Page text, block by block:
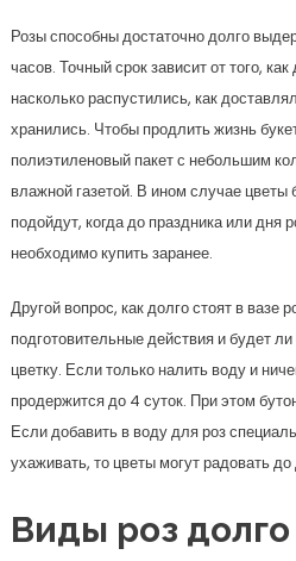
Розы способны достаточно долго
часов. Точный срок зависит от того,
насколько распустились, как
хранились. Чтобы продлить жизнь
полиэтиленовый пакет с небольшим
влажной газетой. В ином случае цветы
подойдут, когда до праздника или дня
необходимо купить заранее.
Другой вопрос, как долго стоят в вазе
подготовительные действия и будет
цветку. Если только налить воду и
продержится до 4 суток. При этом
Если добавить в воду для роз
ухаживать, то цветы могут радовать
Виды роз